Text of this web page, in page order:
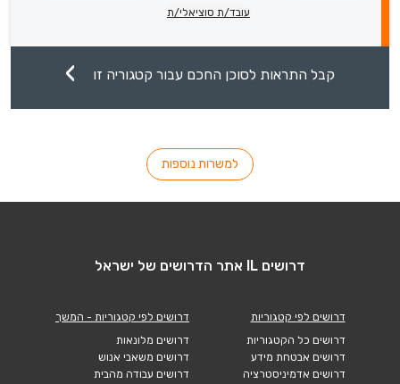
עובד/ת סוציאלי/ת
קבל התראות לסוכן החכם עבור קטגוריה זו
למשרות נוספות
דרושים IL אתר הדרושים של ישראל
דרושים לפי קטגוריות
דרושים כל הקטגוריות
דרושים אבטחת מידע
דרושים אדמיניסטרציה
דרושים לפי קטגוריות - המשך
דרושים מלונאות
דרושים משאבי אנוש
דרושים עבודה מהבית